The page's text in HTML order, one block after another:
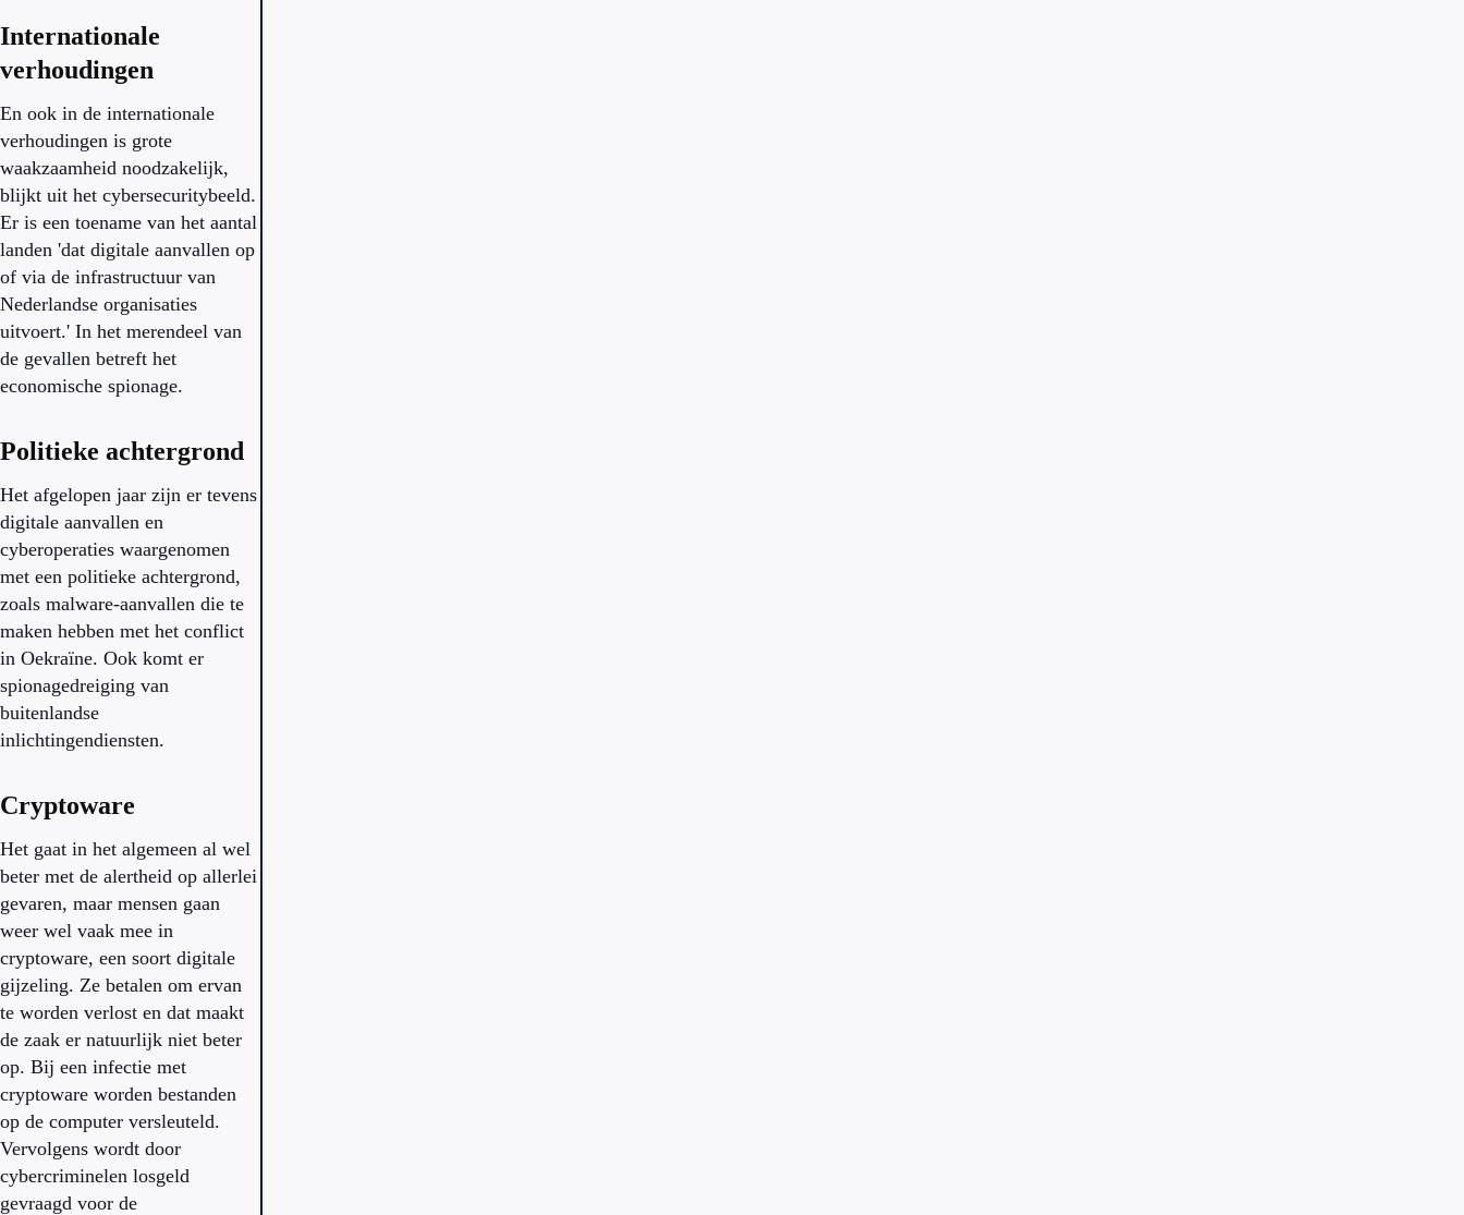
Internationale
verhoudingen
En ook in de internationale
verhoudingen is grote
waakzaamheid noodzakelijk,
blijkt uit het cybersecuritybeeld.
Er is een toename van het aantal
landen 'dat digitale aanvallen op
of via de infrastructuur van
Nederlandse organisaties
uitvoert.' In het merendeel van
de gevallen betreft het
economische spionage.
Politieke achtergrond
Het afgelopen jaar zijn er tevens
digitale aanvallen en
cyberoperaties waargenomen
met een politieke achtergrond,
zoals malware-aanvallen die te
maken hebben met het conflict
in Oekraïne. Ook komt er
spionagedreiging van
buitenlandse
inlichtingendiensten.
Cryptoware
Het gaat in het algemeen al wel
beter met de alertheid op allerlei
gevaren, maar mensen gaan
weer wel vaak mee in
cryptoware, een soort digitale
gijzeling. Ze betalen om ervan
te worden verlost en dat maakt
de zaak er natuurlijk niet beter
op. Bij een infectie met
cryptoware worden bestanden
op de computer versleuteld.
Vervolgens wordt door
cybercriminelen losgeld
gevraagd voor de